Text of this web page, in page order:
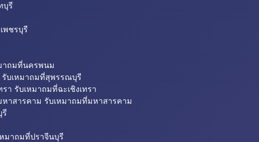
บุรี
พชรบุรี
าถมที่นครพนม
บเหมาถมที่สุพรรณบุรี
า รับเหมาถมที่ฉะเชิงเทรา
าสารคาม รับเหมาถมที่มหาสารคาม
รี
มาถมที่ปราจีนบุรี